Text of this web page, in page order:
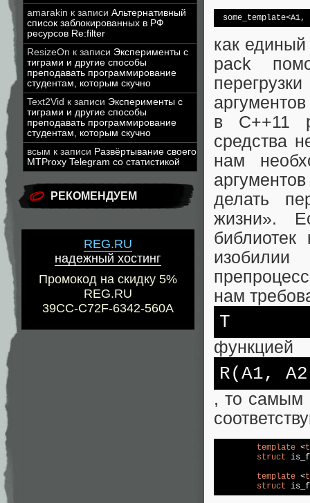
amarakin к записи Альтернативный
список заблокированных в РФ
ресурсов Re:filter
ResizeOn к записи Эксперименты с
тиграми и другие способы
преподавать программирование
студентам, которым скучно
Text2Vid к записи Эксперименты с
тиграми и другие способы
преподавать программирование
студентам, которым скучно
всым к записи Развёртывание своего
MTProxy Telegram со статистикой
РЕКОМЕНДУЕМ
REG.RU
надежный хостинг
Промокод на скидку 5%
REG.RU
39CC-C72F-6342-560A
как
pack
в С++11
средства
нам
делать
жизни».
изобилии
нам
T
функцией
R(A1,
, то самым
template <
struct
template <
struct